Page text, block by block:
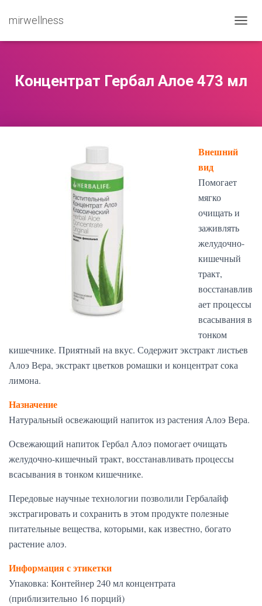
mirwellness
Концентрат Гербал Алое 473 мл
Внешний
вид
Помогает
мягко
очищать и
заживлять
желудочно-
кишечный
тракт,
восстанавлив
ает процессы
всасывания в
тонком
кишечнике. Приятный на вкус. Содержит экстракт листьев
Алоэ Вера, экстракт цветков ромашки и концентрат сока
лимона.
Назначение
Натуральный освежающий напиток из растения Алоэ Вера.
Освежающий напиток Гербал Алоэ помогает очищать
желудочно-кишечный тракт, восстанавливать процессы
всасывания в тонком кишечнике.
Передовые научные технологии позволили Гербалайф
экстрагировать и сохранить в этом продукте полезные
питательные вещества, которыми, как известно, богато
растение алоэ.
Информация с этикетки
Упаковка: Контейнер 240 мл концентрата
(приблизительно 16 порций)